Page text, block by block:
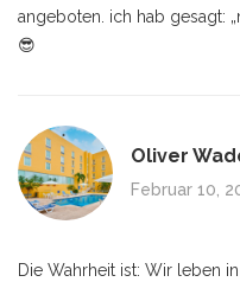
angeboten. ich hab gesagt:
😎
Oliver
Februar 10,
Die Wahrheit ist: Wir leben